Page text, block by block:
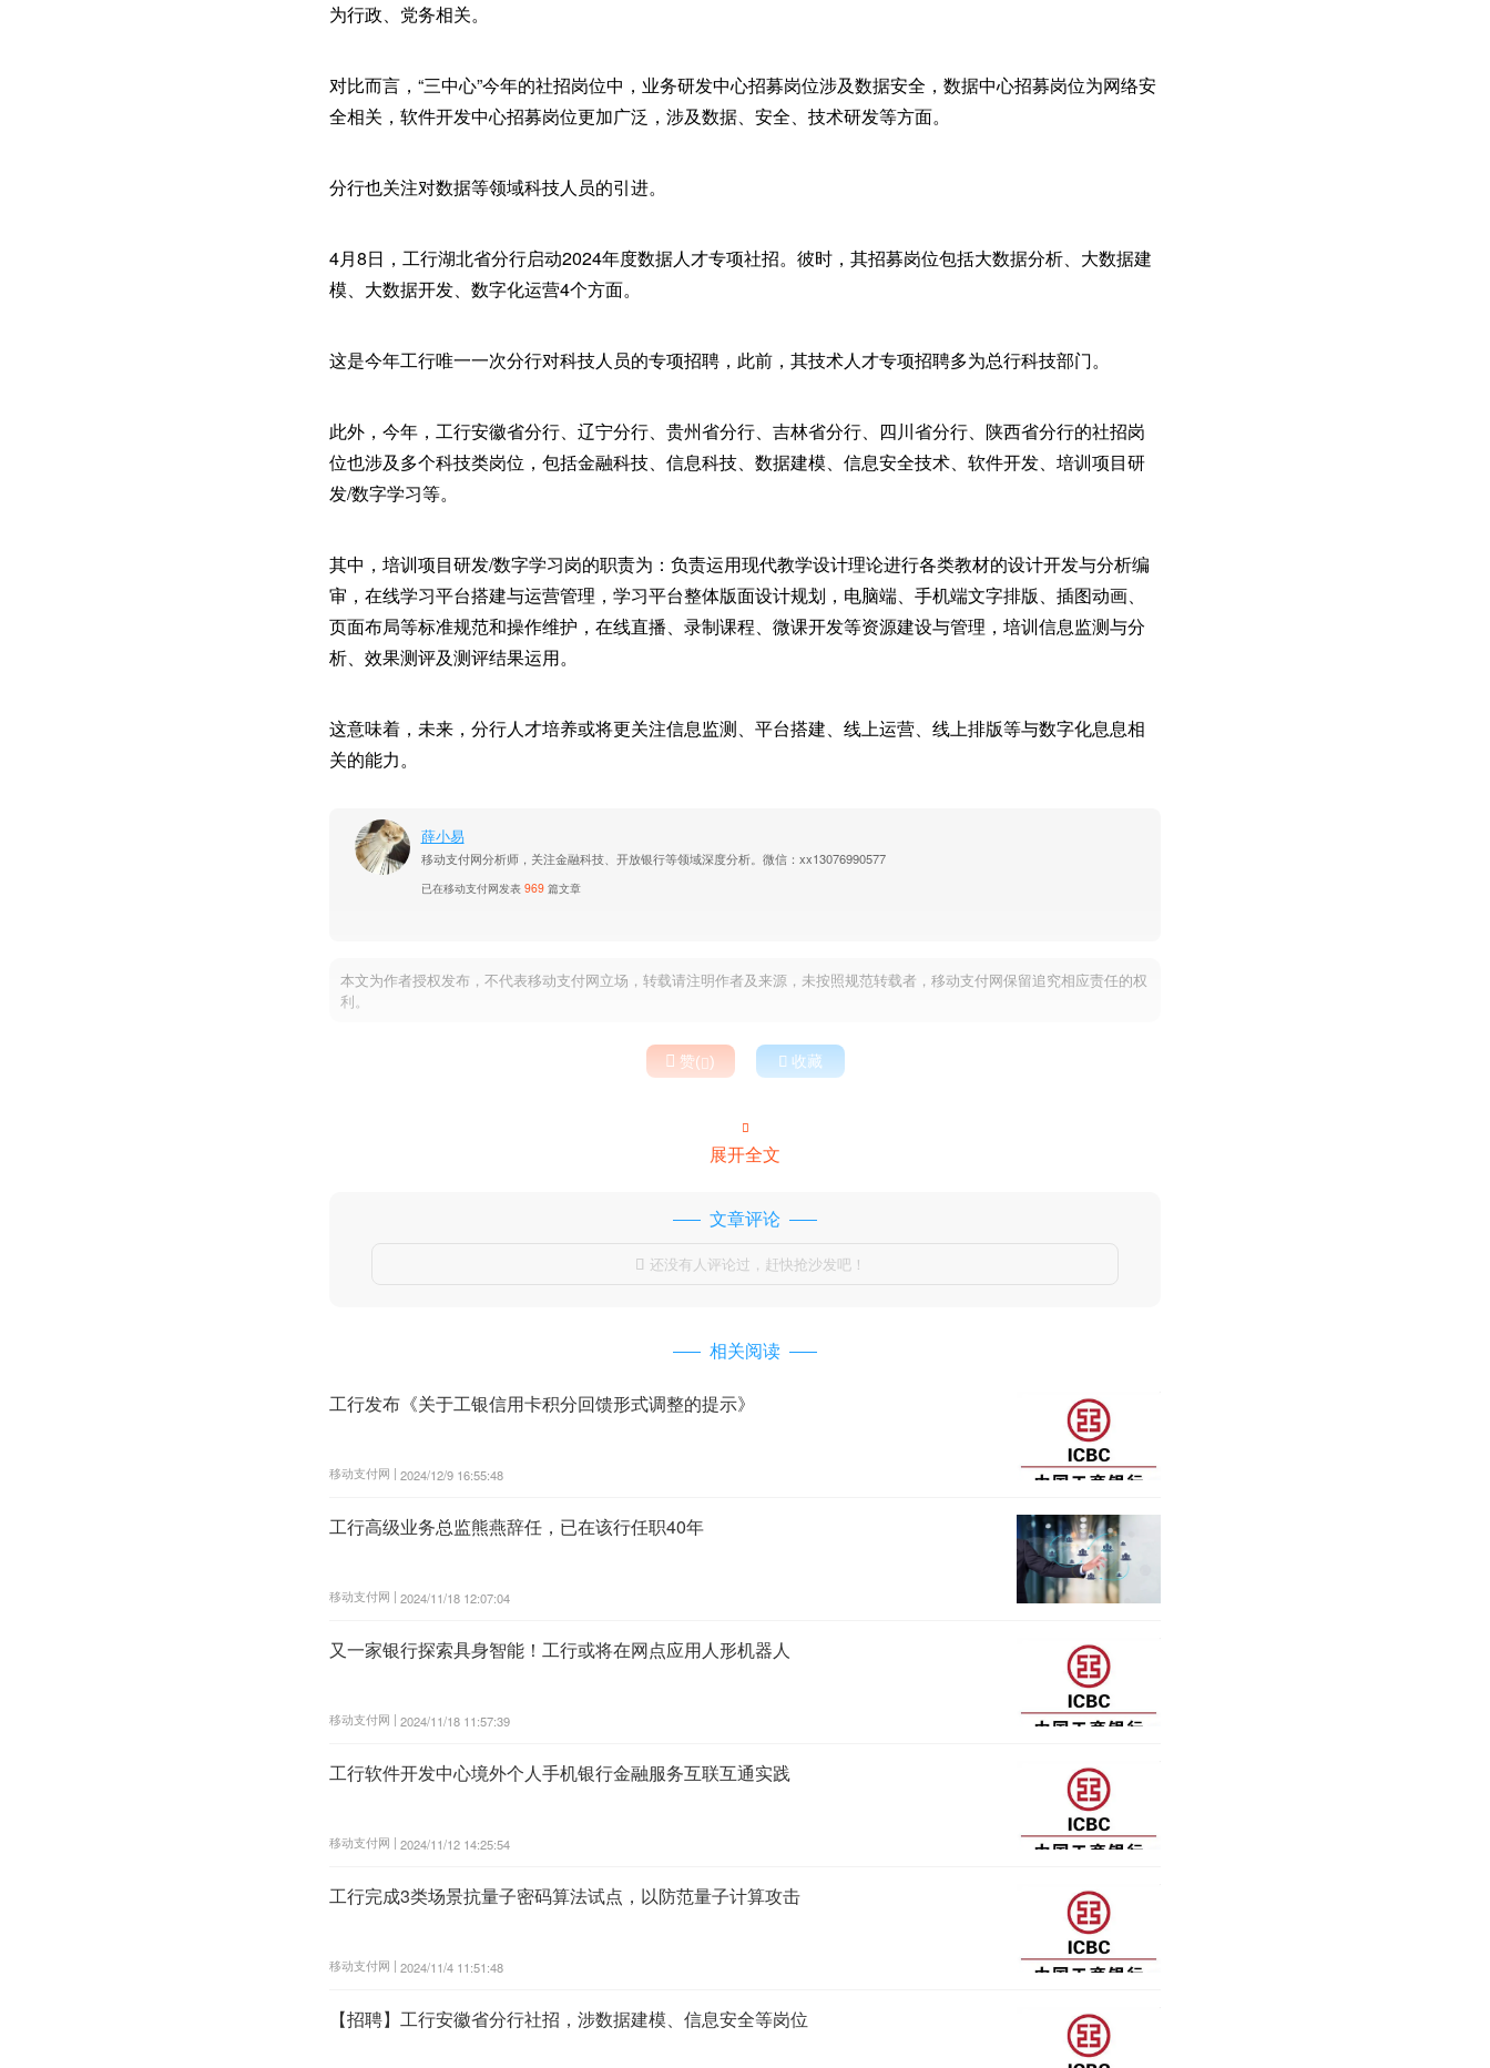
为行政、党务相关。
对比而言，“三中心”今年的社招岗位中，业务研发中心招募岗位涉及数据安全，数据中心招募岗位为网络安
全相关，软件开发中心招募岗位更加广泛，涉及数据、安全、技术研发等方面。
分行也关注对数据等领域科技人员的引进。
4月8日，工行湖北省分行启动2024年度数据人才专项社招。彼时，其招募岗位包括大数据分析、大数据建
模、大数据开发、数字化运营4个方面。
这是今年工行唯一一次分行对科技人员的专项招聘，此前，其技术人才专项招聘多为总行科技部门。
此外，今年，工行安徽省分行、辽宁分行、贵州省分行、吉林省分行、四川省分行、陕西省分行的社招岗
位也涉及多个科技类岗位，包括金融科技、信息科技、数据建模、信息安全技术、软件开发、培训项目研
发/数字学习等。
其中，培训项目研发/数字学习岗的职责为：负责运用现代教学设计理论进行各类教材的设计开发与分析编
审，在线学习平台搭建与运营管理，学习平台整体版面设计规划，电脑端、手机端文字排版、插图动画、
页面布局等标准规范和操作维护，在线直播、录制课程、微课开发等资源建设与管理，培训信息监测与分
析、效果测评及测评结果运用。
这意味着，未来，分行人才培养或将更关注信息监测、平台搭建、线上运营、线上排版等与数字化息息相
关的能力。
薛小易
移动支付网分析师，关注金融科技、开放银行等领域深度分析。微信：xx13076990577
已在移动支付网发表 969篇文章
本文为作者授权发布，不代表移动支付网立场，转载请注明作者及来源，未按照规范转载者，移动支付网保留追究相应责任的权
利。
 赞()  收藏

展开全文
文章评论
 还没有人评论过，赶快抢沙发吧！
相关阅读
工行发布《关于工银信用卡积分回馈形式调整的提示》
移动支付网 | 2024/12/9 16:55:48
工行高级业务总监熊燕辞任，已在该行任职40年
移动支付网 | 2024/11/18 12:07:04
又一家银行探索具身智能！工行或将在网点应用人形机器人
移动支付网 | 2024/11/18 11:57:39
工行软件开发中心境外个人手机银行金融服务互联互通实践
移动支付网 | 2024/11/12 14:25:54
工行完成3类场景抗量子密码算法试点，以防范量子计算攻击
移动支付网 | 2024/11/4 11:51:48
【招聘】工行安徽省分行社招，涉数据建模、信息安全等岗位